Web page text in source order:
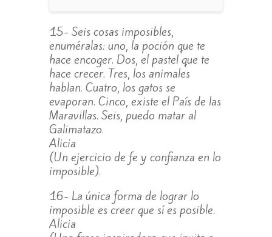
15- Seis cosas imposibles,
enuméralas: uno, la poción que te
hace encoger. Dos, el pastel que te
hace crecer. Tres, los animales
hablan. Cuatro, los gatos se
evaporan. Cinco, existe el País de las
Maravillas. Seis, puedo matar al
Galimatazo.
Alicia
(Un ejercicio de fe y confianza en lo
imposible).
16- La única forma de lograr lo
imposible es creer que sí es posible.
Alicia